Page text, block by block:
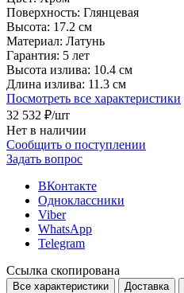
Поверхность: Глянцевая
Высота: 17.2 см
Материал: Латунь
Гарантия: 5 лет
Высота излива: 10.4 см
Длина излива: 11.3 см
Посмотреть все характеристики
32 532 ₽/шт
Нет в наличии
Сообщить о поступлении
Задать вопрос
ВКонтакте
Одноклассники
Viber
WhatsApp
Telegram
Ссылка скопирована
Все характеристики Доставка